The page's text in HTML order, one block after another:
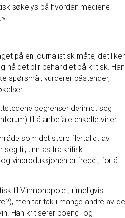
søkelys på hvordan mediene
på en journalistisk måte, det liker
nå det blir behandlet på kritisk. Han
spørsmål, vurderer påstander,
begrenser derimot seg
til å anbefale enkelte viner.
som det store flertallet av
seg til, unntas fra kritisk
vinproduksjonen er fredet, for å
til Vinmonopolet, rimeligvis
men tar tak i mange andre av de
Han kritiserer poeng- og